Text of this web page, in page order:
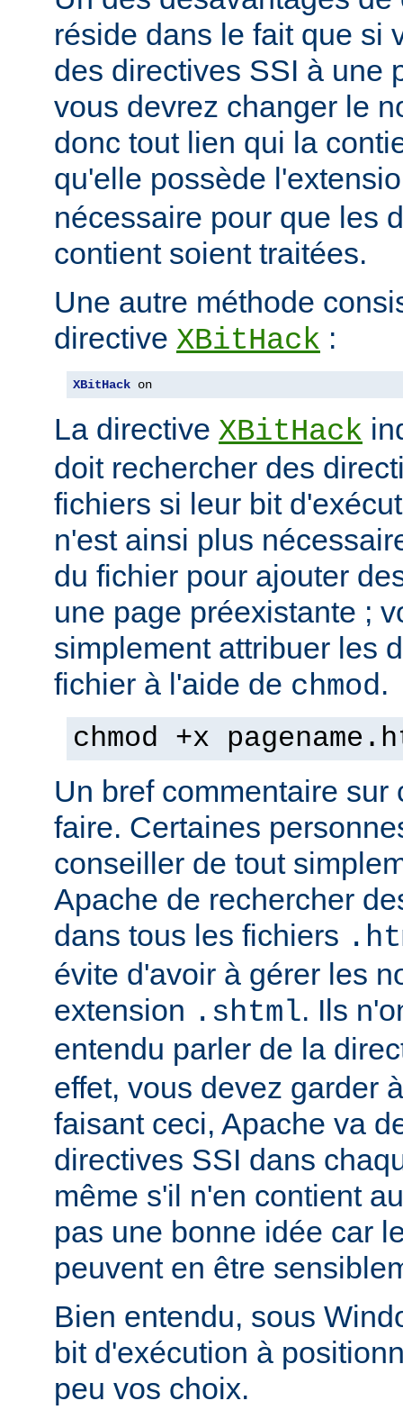
réside dans le fait que si
des directives SSI à une
vous devrez changer le
donc tout lien qui la
qu'elle possède
nécessaire pour que les
contient soient traitées.
Une autre méthode
directive XBitHack :
XBitHack on
La directive XBitHack
doit rechercher des
fichiers si leur bit
n'est ainsi plus
du fichier pour ajouter
une page préexistante ;
simplement attribuer les
fichier à l'aide de chmod.
chmod +x
Un bref commentaire sur
faire. Certaines
conseiller de tout
Apache de rechercher
dans tous les fichiers
évite d'avoir à gérer les
extension .shtml. Ils
entendu parler de la
effet, vous devez garder
faisant ceci, Apache va
directives SSI dans
même s'il n'en contient
pas une bonne idée car
peuvent en être
Bien entendu, sous
bit d'exécution à
peu vos choix.